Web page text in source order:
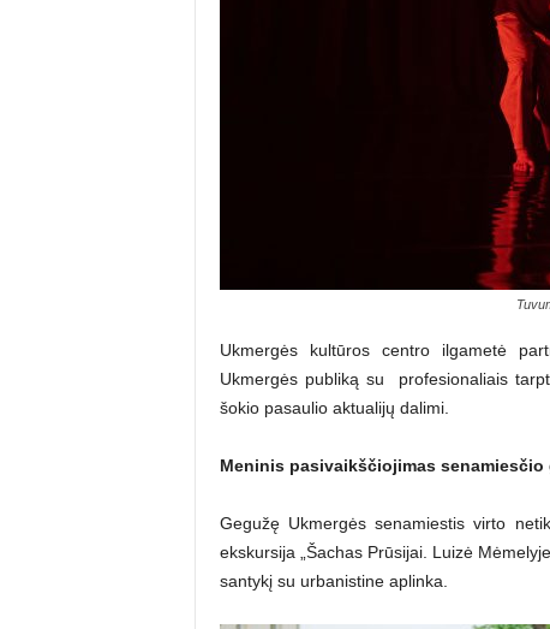
Ukmergės kultūros centro ilgametė
Ukmergės publiką su profesionaliais
šokio pasaulio aktualijų dalimi.
Meninis pasivaikščiojimas senamiesčio
Gegužę Ukmergės senamiestis virto
ekskursija „Šachas Prūsijai. Luizė
santykį su urbanistine aplinka.